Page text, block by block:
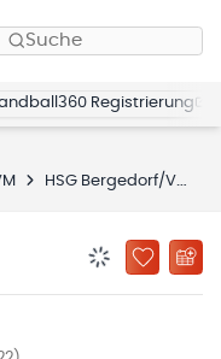
Suche
Registrierung
HSG Bergedorf/VM
ZU